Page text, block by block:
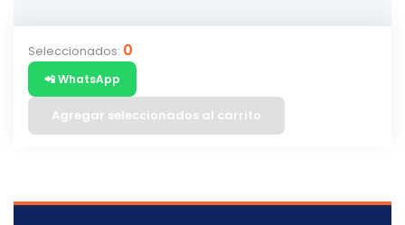
Seleccionados: 0
📲 WhatsApp
Agregar seleccionados al carrito